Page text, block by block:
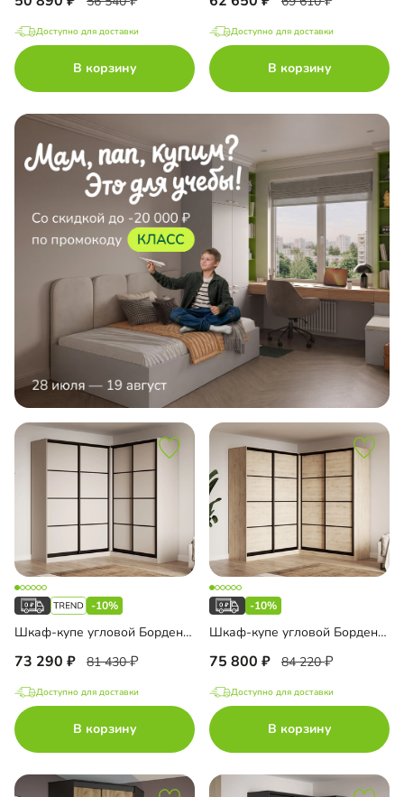
Доступно для доставки
В корзину
Доступно для доставки
В корзину
-10%
Шкаф-купе угловой Борден-6-4 2000
73 290 81 430
Доступно для доставки
В корзину
-10%
Шкаф-купе угловой Борден-6-4 2200
75 800 84 220
Доступно для доставки
В корзину